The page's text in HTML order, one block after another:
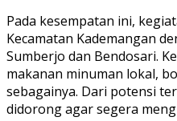
Pada kesempatan ini,
Kecamatan Kademangan
Sumberjo dan Bendosari.
makanan minuman lokal,
sebagainya. Dari potensi
didorong agar segera